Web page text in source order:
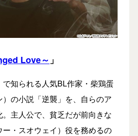
Love～ 」
知られる人気BL作家・柴鶏蛋
）の小説「逆襲」を、自らのア
。主人公で、貧乏だが前向きな
・スオウェイ）役を務めるの